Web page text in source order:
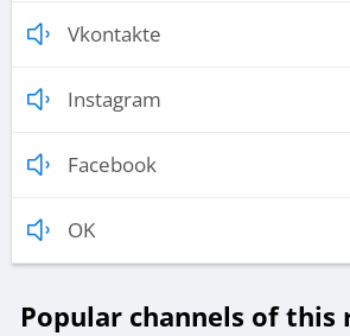
Vkontakte
Instagram
Facebook
OK
Popular channels of